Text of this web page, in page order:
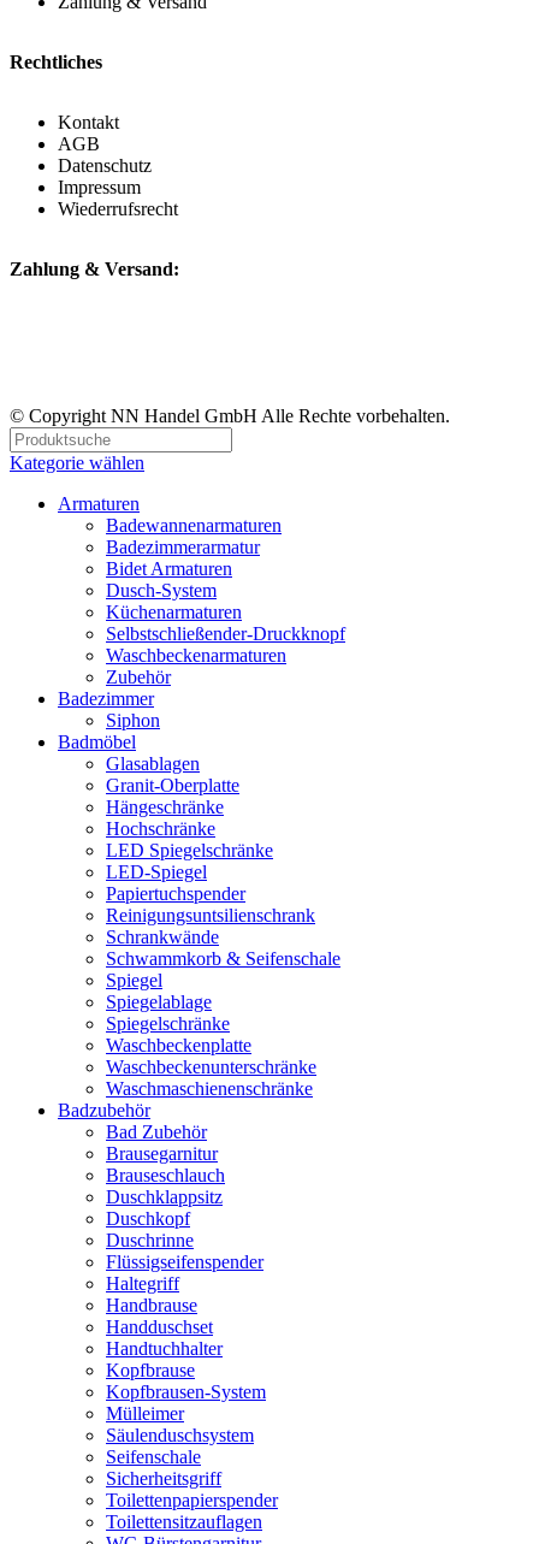
Rechtliches
Kontakt
AGB
Datenschutz
Impressum
Wiederrufsrecht
Zahlung & Versand:
© Copyright NN Handel GmbH Alle Rechte vorbehalten.
Kategorie wählen
Armaturen
Badewannenarmaturen
Badezimmerarmatur
Bidet Armaturen
Dusch-System
Küchenarmaturen
Selbstschließender-Druckknopf
Waschbeckenarmaturen
Zubehör
Badezimmer
Siphon
Badmöbel
Glasablagen
Granit-Oberplatte
Hängeschränke
Hochschränke
LED Spiegelschränke
LED-Spiegel
Papiertuchspender
Reinigungsuntsilienschrank
Schrankwände
Schwammkorb & Seifenschale
Spiegel
Spiegelablage
Spiegelschränke
Waschbeckenplatte
Waschbeckenunterschränke
Waschmaschienenschränke
Badzubehör
Bad Zubehör
Brausegarnitur
Brauseschlauch
Duschklappsitz
Duschkopf
Duschrinne
Flüssigseifenspender
Haltegriff
Handbrause
Handduschset
Handtuchhalter
Kopfbrause
Kopfbrausen-System
Mülleimer
Säulenduschsystem
Seifenschale
Sicherheitsgriff
Toilettenpapierspender
Toilettensitzauflagen